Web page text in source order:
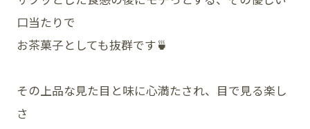
口当たりで
お茶菓子としても抜群です🍵
その上品な見た目と味に心満たされ、目で見る楽し
さ